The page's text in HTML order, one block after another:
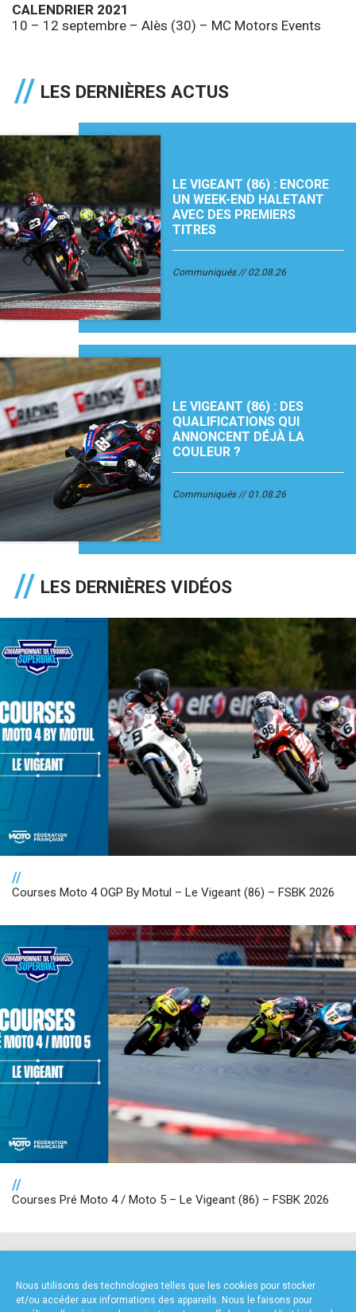
Nous utilisons des technologies telles que les cookies pour stocker
et/ou accéder aux informations des appareils. Nous le faisons pour
CALENDRIER 2021
10 – 12 septembre – Alès (30) – MC Motors Events
LES DERNIÈRES ACTUS
LE VIGEANT (86) : ENCORE
UN WEEK-END HALETANT
AVEC DES PREMIERS
TITRES
Communiqués 02.08.26
LE VIGEANT (86) : DES
QUALIFICATIONS QUI
ANNONCENT DÉJÀ LA
COULEUR ?
Communiqués 01.08.26
LES DERNIÈRES VIDÉOS
//
Courses Moto 4 OGP By Motul – Le Vigeant (86) – FSBK 2026
//
Courses Pré Moto 4 / Moto 5 – Le Vigeant (86) – FSBK 2026